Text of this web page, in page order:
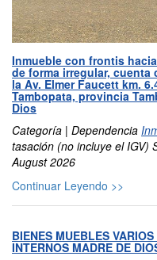
Inmueble con frontis
de forma irregular,
la Av. Elmer Faucett km.
Tambopata, provincia
Dios
Categoría | Dependencia
tasación (no incluye el IGV)
August 2026
Continuar Leyendo >>
BIENES MUEBLES
INTERNOS MADRE DE